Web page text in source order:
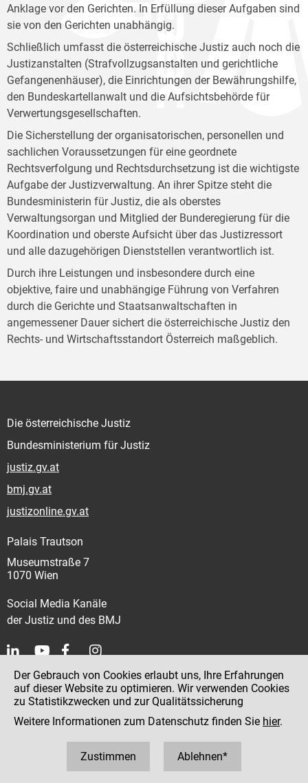
Anklage vor den Gerichten. In Erfüllung dieser Aufgaben sind
sie von den Gerichten unabhängig.
Schließlich umfasst die österreichische Justiz auch noch die
Justizanstalten (Strafvollzugsanstalten und gerichtliche
Gefangenenhäuser), die Einrichtungen der Bewährungshilfe,
den Bundeskartellanwalt und die Aufsichtsbehörde für
Verwertungsgesellschaften.
Die Sicherstellung der organisatorischen, personellen und
sachlichen Voraussetzungen für eine geordnete
Rechtsverfolgung und Rechtsdurchsetzung ist die wichtigste
Aufgabe der Justizverwaltung. An ihrer Spitze steht die
Bundesministerin für Justiz, die als oberstes
Verwaltungsorgan und Mitglied der Bunderegierung für die
Koordination und oberste Aufsicht über das Justizressort
und alle dazugehörigen Dienststellen verantwortlich ist.
Durch ihre Leistungen und insbesondere durch eine
objektive, faire und unabhängige Führung von Verfahren
durch die Gerichte und Staatsanwaltschaften in
angemessener Dauer sichert die österreichische Justiz den
Rechts- und Wirtschaftsstandort Österreich maßgeblich.
Die österreichische Justiz
Bundesministerium für Justiz
justiz.gv.at
bmj.gv.at
justizonline.gv.at
Palais Trautson
Museumstraße 7
1070 Wien
Social Media Kanäle
der Justiz und des BMJ
Kontakt
Impressum
Datenschutz
Hinweisgeber:innenplattform (für Mitarbeiter:innen)
Der Gebrauch von Cookies erlaubt uns, Ihre Erfahrungen
auf dieser Website zu optimieren. Wir verwenden Cookies
zu Statistikzwecken und zur Qualitätssicherung
Weitere Informationen zum Datenschutz finden Sie hier.
Zustimmen Ablehnen*